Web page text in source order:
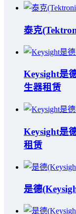
泰克
Keysight是
生器租赁
Keysight是
租赁
是德